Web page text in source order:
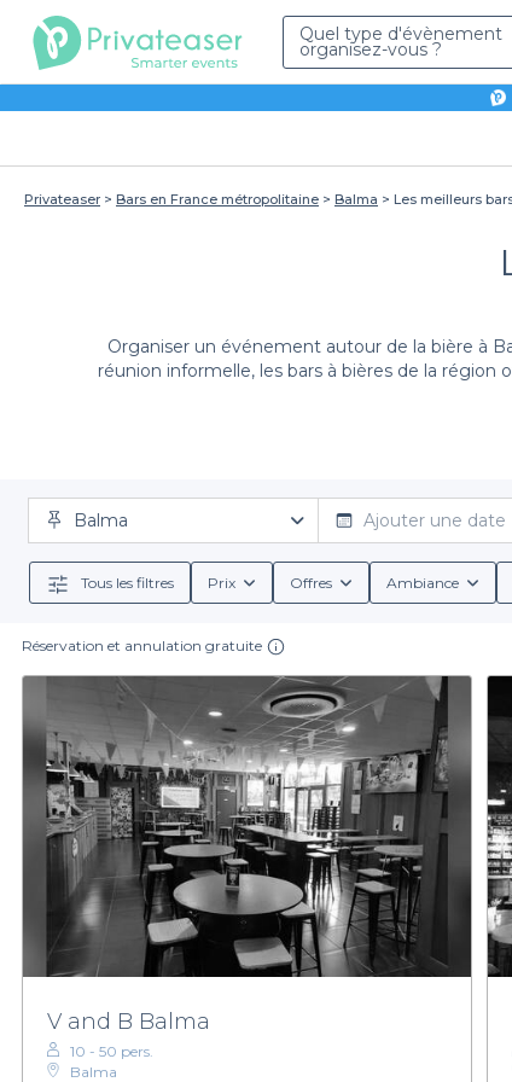
Quel type d'évènement
organisez-vous ?
Privateaser Bars en France métropolitaine Balma Les meilleurs
Organiser un événement autour de la bière à
réunion informelle, les bars à bières de la
Grâce à Privateaser, organiser votre sortie n'a
souhaitiez déguster des bières artisanales, des
détails indispensables sur chaque établissement,
En utilisant Privateaser, vous bénéficiez d'une
plus conséquent, explorez notre sélection et
passant par des
N'attendez plus pour découvrir les meilleurs
site pour trouver le lieu
Balma Ajouter une date
Tous les filtres Prix Offres Ambiance
Réservation et annulation gratuite
V and B Balma
10 - 50 pers.
Balma